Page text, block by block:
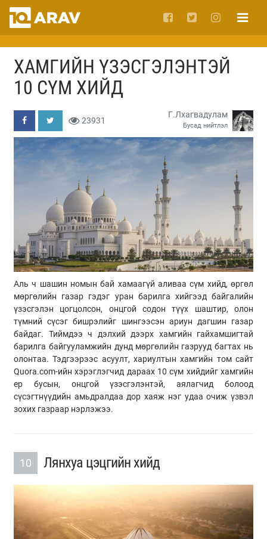
ХАМГИЙН ҮЗЭСГЭЛЭНТЭЙ
10 СҮМ ХИЙД
23931
Г.Лхагвадулам
Бусад нийтлэл
Аль ч шашин номын бай хамаагүй аливаа сүм хийд, өргөл
мөргөлийн газар гэдэг уран барилга хийгээд байгалийн
үзэсгэлэн цогцолсон, онцгой содон түүх шаштир, олон
түмний сүсэг бишрэлийг шингээсэн ариун дагшин газар
байдаг. Тиймдээ ч дэлхий дээрх хамгийн гайхамшигтай
барилга байгууламжийн дунд мөргөлийн газрууд багтах нь
олонтаа. Тэдгээрээс асуулт, хариултын хамгийн том сайт
Quora.com-ийн хэрэглэгчид дараах 10 сүм хийдийг хамгийн
ер бусын, онцгой үзэсгэлэнтэй, аялагчид болоод
сүсэгтнүүдийн амьдралдаа дор хаяж нэг удаа очиж үзвэл
зохих газраар нэрлэжээ.
10 Лянхуа цэцгийн хийд